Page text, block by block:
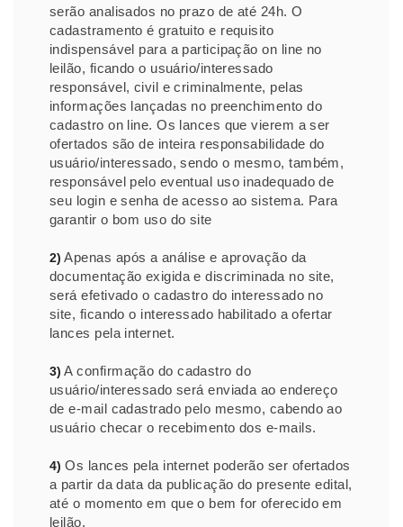
serão analisados no prazo de até 24h. O
cadastramento é gratuito e requisito
indispensável para a participação on line no
leilão, ficando o usuário/interessado
responsável, civil e criminalmente, pelas
informações lançadas no preenchimento do
cadastro on line. Os lances que vierem a ser
ofertados são de inteira responsabilidade do
usuário/interessado, sendo o mesmo, também,
responsável pelo eventual uso inadequado de
seu login e senha de acesso ao sistema. Para
garantir o bom uso do site
2) Apenas após a análise e aprovação da
documentação exigida e discriminada no site,
será efetivado o cadastro do interessado no
site, ficando o interessado habilitado a ofertar
lances pela internet.
3) A confirmação do cadastro do
usuário/interessado será enviada ao endereço
de e-mail cadastrado pelo mesmo, cabendo ao
usuário checar o recebimento dos e-mails.
4) Os lances pela internet poderão ser ofertados
a partir da data da publicação do presente edital,
até o momento em que o bem for oferecido em
leilão.